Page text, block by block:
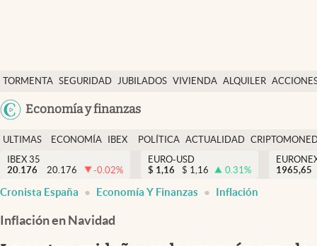
TORMENTA SEGURIDAD JUBILADOS VIVIENDA ALQUILER
USA
Economía y finanzas
Economía y finanzas
Política
Actualidad
Criptomonedas
España
ULTIMAS
NOTICIAS
ECONOMÍA
FINANZAS
IBEX
EURO
POLÍTICA ACTUALIDAD
IBEX 35
20.176
20.176 -0.02%
EURO-USD
$ 1,16 $ 1,16 0.31%
1965,65
Cronista España Economía Y Finanzas Inflación
Inflación en Navidad